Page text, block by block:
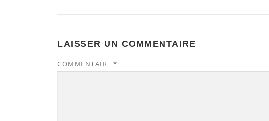
LAISSER UN COMMENTAIRE
COMMENTAIRE *